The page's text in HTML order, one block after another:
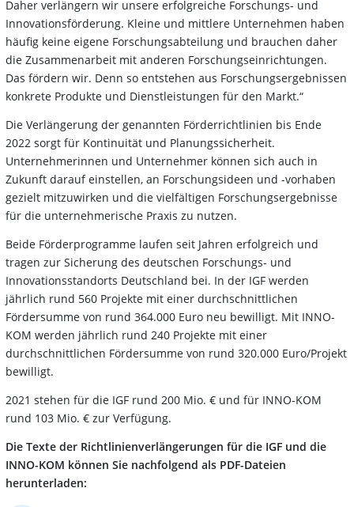
Daher verlängern wir unsere erfolgreiche Forschungs- und
Innovationsförderung. Kleine und mittlere Unternehmen haben
häufig keine eigene Forschungsabteilung und brauchen daher
die Zusammenarbeit mit anderen Forschungseinrichtungen.
Das fördern wir. Denn so entstehen aus Forschungsergebnissen
konkrete Produkte und Dienstleistungen für den Markt.“
Die Verlängerung der genannten Förderrichtlinien bis Ende
2022 sorgt für Kontinuität und Planungssicherheit.
Unternehmerinnen und Unternehmer können sich auch in
Zukunft darauf einstellen, an Forschungsideen und -vorhaben
gezielt mitzuwirken und die vielfältigen Forschungsergebnisse
für die unternehmerische Praxis zu nutzen.
Beide Förderprogramme laufen seit Jahren erfolgreich und
tragen zur Sicherung des deutschen Forschungs- und
Innovationsstandorts Deutschland bei. In der IGF werden
jährlich rund 560 Projekte mit einer durchschnittlichen
Fördersumme von rund 364.000 Euro neu bewilligt. Mit INNO-
KOM werden jährlich rund 240 Projekte mit einer
durchschnittlichen Fördersumme von rund 320.000 Euro/Projekt
bewilligt.
2021 stehen für die IGF rund 200 Mio. € und für INNO-KOM
rund 103 Mio. € zur Verfügung.
Die Texte der Richtlinienverlängerungen für die IGF und die
INNO-KOM können Sie nachfolgend als PDF-Dateien
herunterladen: